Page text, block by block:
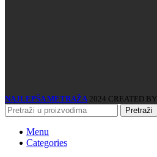
NAJLEPŠA METRAŽA 2024 CREATED BY
Pretraži
Menu
Categories